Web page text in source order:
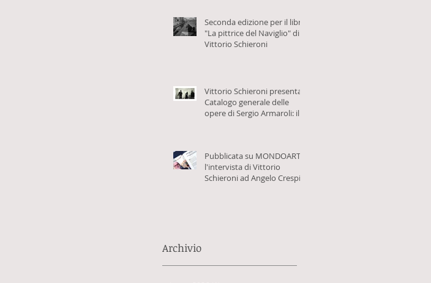
Seconda edizione per il libro
"La pittrice del Naviglio" di
Vittorio Schieroni
Vittorio Schieroni presenta il
Catalogo generale delle
opere di Sergio Armaroli: il
Pubblicata su MONDOARTE
l'intervista di Vittorio
Schieroni ad Angelo Crespi
Archivio